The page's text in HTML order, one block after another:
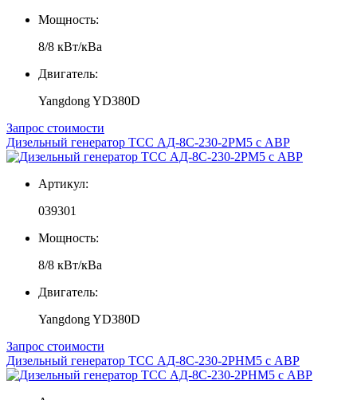
Мощность:
8/8 кВт/кВа
Двигатель:
Yangdong YD380D
Запрос стоимости
Дизельный генератор ТСС АД-8С-230-2РМ5 с АВР
Артикул:
039301
Мощность:
8/8 кВт/кВа
Двигатель:
Yangdong YD380D
Запрос стоимости
Дизельный генератор ТСС АД-8С-230-2РНМ5 с АВР